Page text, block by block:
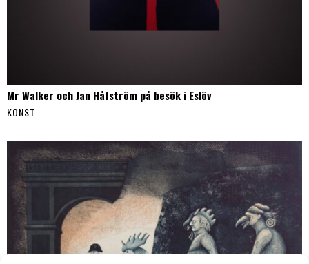
Mr Walker och Jan Håfström på besök i Eslöv
KONST